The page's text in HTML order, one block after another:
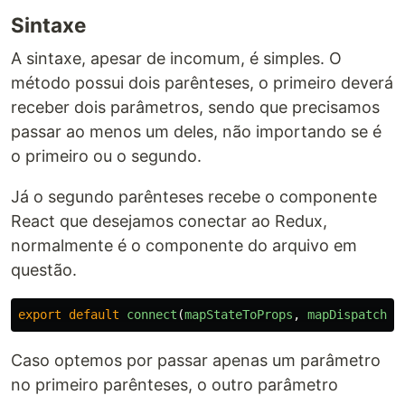
Sintaxe
A sintaxe, apesar de incomum, é simples. O
método possui dois parênteses, o primeiro deverá
receber dois parâmetros, sendo que precisamos
passar ao menos um deles, não importando se é
o primeiro ou o segundo.
Já o segundo parênteses recebe o componente
React que desejamos conectar ao Redux,
normalmente é o componente do arquivo em
questão.
export default connect (mapStateToProps ,
Caso optemos por passar apenas um parâmetro
no primeiro parênteses, o outro parâmetro